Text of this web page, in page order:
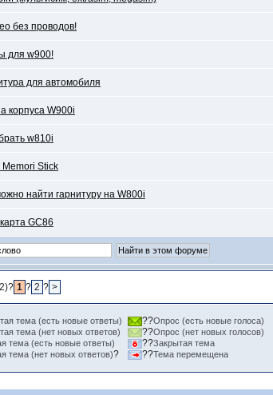
без проводов!
для w900!
для автомобиля
корпуса W900i
w810i
Stick
найти гарнитуру на W800i
GC86
1 ? 2 ? >
тема (есть новые ответы)
тема (нет новых ответов)
тема (есть новые ответы)
тема (нет новых ответов)?
??Опрос (есть новые голоса)
??Опрос (нет новых голосов)
??Закрытая тема
??Тема перемещена